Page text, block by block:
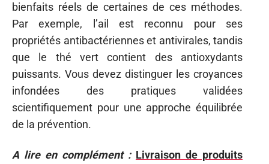
bienfaits réels de certaines de ces méthodes.
Par exemple, l’ail est reconnu pour ses
propriétés antibactériennes et antivirales, tandis
que le thé vert contient des antioxydants
puissants. Vous devez distinguer les croyances
infondées des pratiques validées
scientifiquement pour une approche équilibrée
de la prévention.
A lire en complément : Livraison de produits